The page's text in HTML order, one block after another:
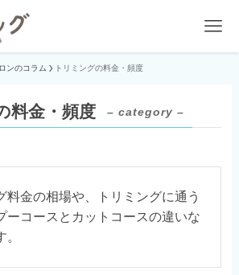
ンのコラム トリミングの料金・頻度
料金・頻度 – category –
料金の相場や、トリミングに通う
ーコースとカットコースの違いな